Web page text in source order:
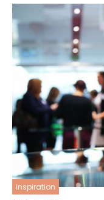
inspiration